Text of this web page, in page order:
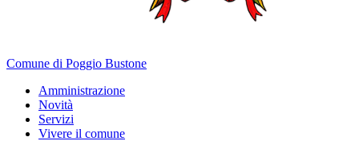
Comune di Poggio Bustone
Amministrazione
Novità
Servizi
Vivere il comune